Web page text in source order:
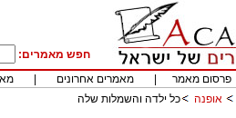
חפש מאמרים:
פרסום מאמר מאמרים אחרונים
אופנה כל ילדה והשמלות שלה